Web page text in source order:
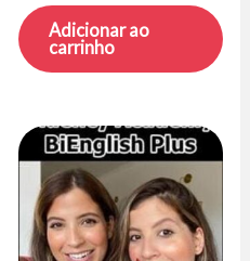
Adicionar ao
carrinho